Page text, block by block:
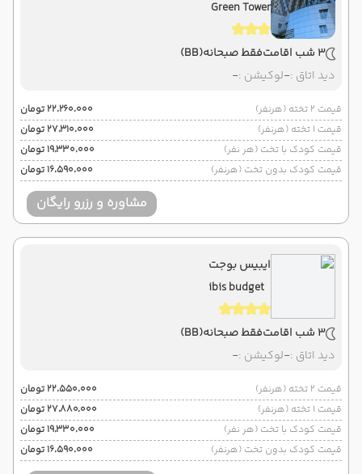
Green Tower
3 شب اقامت فقط صبحانه(BB)
دید اتاق :-لوکیشن :-
قیمت 2 تخته (هرنفر)
۲۲٬۲۶۰٬۰۰۰ تومان
قیمت 1 تخته (هرنفر)
۲۷٬۳۱۰٬۰۰۰ تومان
قیمت کودک با تخت (هر نفر)
۱۹٬۳۳۰٬۰۰۰ تومان
قیمت کودک بدون تخت (هرنفر)
۱۶٬۵۹۰٬۰۰۰ تومان
مشاوره و رزرو رایگان
ایبیس بوجت
ibis budget
3 شب اقامت فقط صبحانه(BB)
دید اتاق :-لوکیشن :-
قیمت 2 تخته (هرنفر)
۲۲٬۵۵۰٬۰۰۰ تومان
قیمت 1 تخته (هرنفر)
۲۷٬۸۸۰٬۰۰۰ تومان
قیمت کودک با تخت (هر نفر)
۱۹٬۳۳۰٬۰۰۰ تومان
قیمت کودک بدون تخت (هرنفر)
۱۶٬۵۹۰٬۰۰۰ تومان